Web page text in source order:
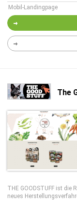
Mobil-Landingpage
The
THE GOODSTUFF ist die
neues